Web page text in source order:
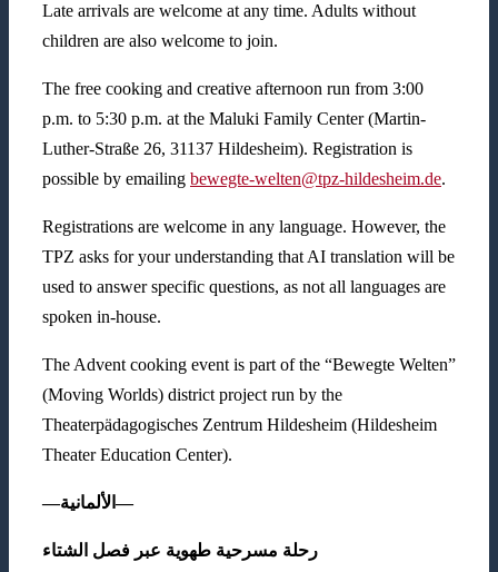
Late arrivals are welcome at any time. Adults without
children are also welcome to join.
The free cooking and creative afternoon run from 3:00
p.m. to 5:30 p.m. at the Maluki Family Center (Martin-
Luther-Straße 26, 31137 Hildesheim). Registration is
possible by emailing bewegte-welten@tpz-hildesheim.de.
Registrations are welcome in any language. However, the
TPZ asks for your understanding that AI translation will be
used to answer specific questions, as not all languages are
spoken in-house.
The Advent cooking event is part of the “Bewegte Welten”
(Moving Worlds) district project run by the
Theaterpädagogisches Zentrum Hildesheim (Hildesheim
Theater Education Center).
—الألمانية —
رحلة مسرحية طهوية عبر فصل الشتاء